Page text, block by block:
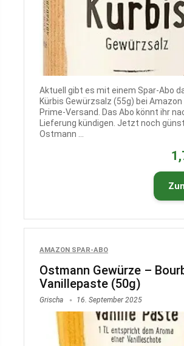
Aktuell gibt es mit einem Spar-Abo
Kürbis Gewürzsalz (55g) bei Amazon
Prime-Versand. Das Abo könnt ihr
Lieferung kündigen. Jetzt noch
Ostmann ...
AMAZON SPAR-ABO
Ostmann Gewürze –
Vanillepaste (50g)
Grischa 16. September 2025